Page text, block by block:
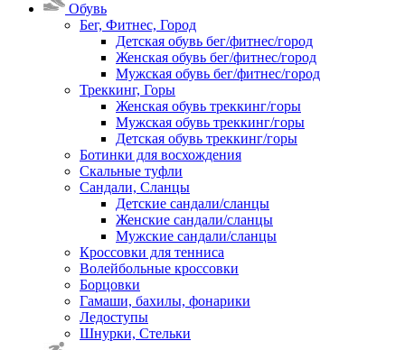
Обувь
Бег, Фитнес, Город
Детская обувь бег/фитнес/город
Женская обувь бег/фитнес/город
Мужская обувь бег/фитнес/город
Треккинг, Горы
Женская обувь треккинг/горы
Мужская обувь треккинг/горы
Детская обувь треккинг/горы
Ботинки для восхождения
Скальные туфли
Сандали, Сланцы
Детские сандали/сланцы
Женские сандали/сланцы
Мужские сандали/сланцы
Кроссовки для тенниса
Волейбольные кроссовки
Борцовки
Гамаши, бахилы, фонарики
Ледоступы
Шнурки, Стельки